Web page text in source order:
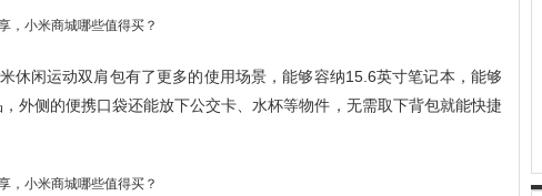
休闲运动双肩包有了更多的使用场景，能够容纳15.6英寸笔记本，能够
外侧的便携口袋还能放下公交卡、水杯等物件，无需取下背包就能快捷